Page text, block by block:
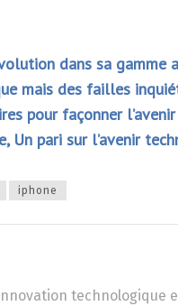
dans sa gamme
mais des failles
pour façonner
Un pari sur l’avenir
iphone
technologique